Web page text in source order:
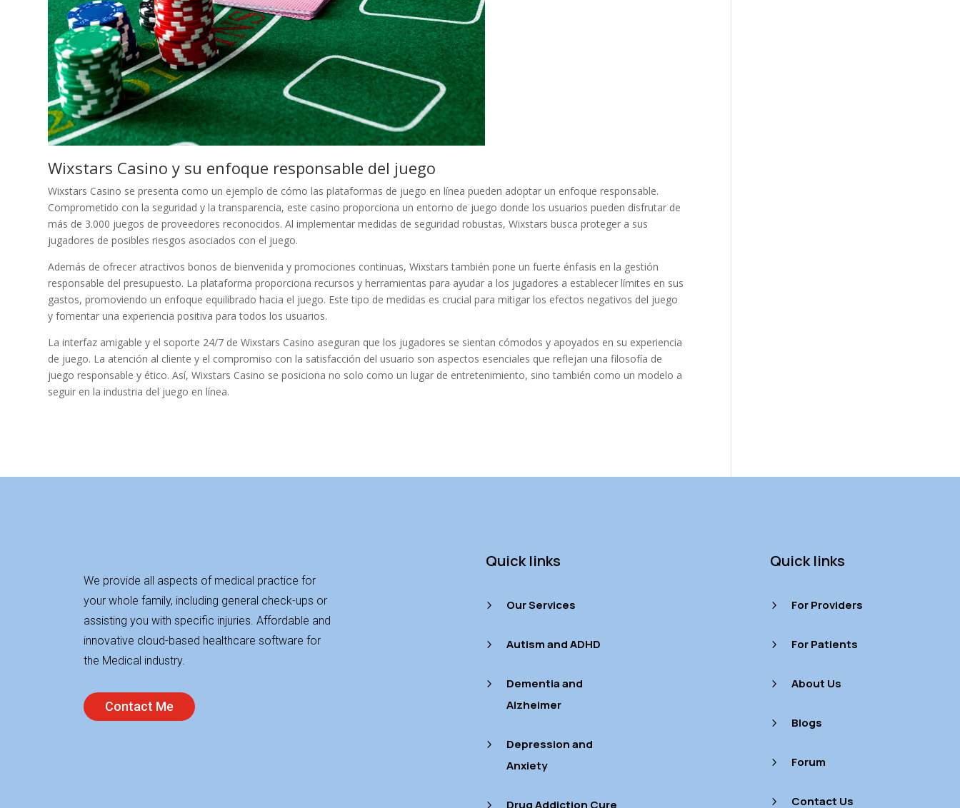
Wixstars Casino y su enfoque responsable del juego
Wixstars Casino se presenta como un ejemplo de cómo las plataformas de juego en línea pueden adoptar un enfoque responsable.
Comprometido con la seguridad y la transparencia, este casino proporciona un entorno de juego donde los usuarios pueden disfrutar de
más de 3.000 juegos de proveedores reconocidos. Al implementar medidas de seguridad robustas, Wixstars busca proteger a sus
jugadores de posibles riesgos asociados con el juego.
Además de ofrecer atractivos bonos de bienvenida y promociones continuas, Wixstars también pone un fuerte énfasis en la gestión
responsable del presupuesto. La plataforma proporciona recursos y herramientas para ayudar a los jugadores a establecer límites en sus
gastos, promoviendo un enfoque equilibrado hacia el juego. Este tipo de medidas es crucial para mitigar los efectos negativos del juego
y fomentar una experiencia positiva para todos los usuarios.
La interfaz amigable y el soporte 24/7 de Wixstars Casino aseguran que los jugadores se sientan cómodos y apoyados en su experiencia
de juego. La atención al cliente y el compromiso con la satisfacción del usuario son aspectos esenciales que reflejan una filosofía de
juego responsable y ético. Así, Wixstars Casino se posiciona no solo como un lugar de entretenimiento, sino también como un modelo a
seguir en la industria del juego en línea.
We provide all aspects of medical practice for
your whole family, including general check-ups or
assisting you with specific injuries. Affordable and
innovative cloud-based healthcare software for
the Medical industry.
Contact Me
Quick links
5 Our Services
5 Autism and ADHD
5
Dementia and
Alzheimer
5
Depression and
Anxiety
5 Drug Addiction Cure
Quick links
5 For Providers
5 For Patients
5 About Us
5 Blogs
5 Forum
5 Contact Us